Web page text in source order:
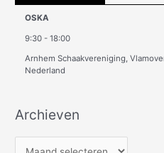
OSKA
9:30 -18:00
Arnhem Schaakvereniging,
Nederland
Archieven